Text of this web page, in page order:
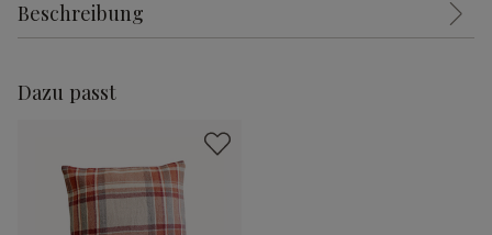
Beschreibung
Dazu passt